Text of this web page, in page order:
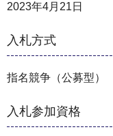
2023年4月21日
入札方式
指名競争（公募型）
入札参加資格